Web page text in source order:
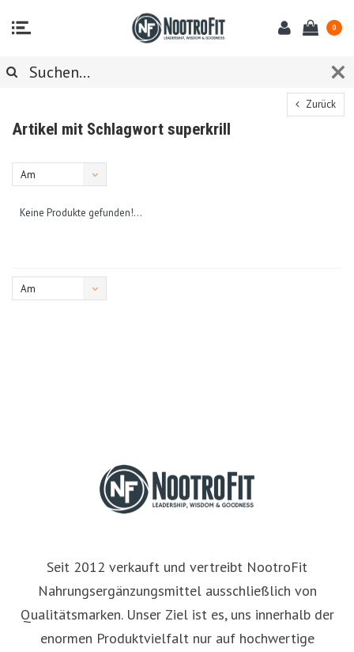
0
Zurück
Artikel mit Schlagwort superkrill
Am
Keine Produkte gefunden!...
Am
Seit 2012 verkauft und vertreibt NootroFit
Nahrungsergänzungsmittel ausschließlich von
Qualitätsmarken. Unser Ziel ist es, uns innerhalb der
enormen Produktvielfalt nur auf hochwertige